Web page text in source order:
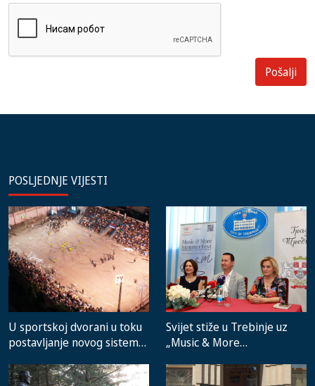
POSLJEDNJE VIJESTI
U sportskoj dvorani u toku
postavljanje novog sistema
igara novi mobilijar
Svijet stiže u Trebinje uz
„Music & More